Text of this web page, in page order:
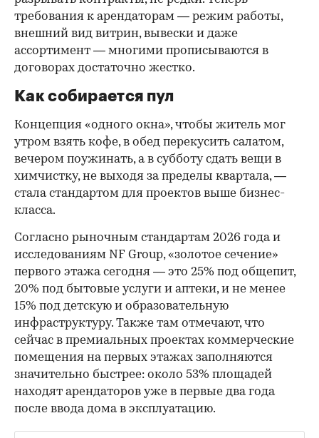
требования к арендаторам — режим работы,
внешний вид витрин, вывески и даже
ассортимент — многими прописываются в
договорах достаточно жестко.
Как собирается пул
Концепция «одного окна», чтобы житель мог
утром взять кофе, в обед перекусить салатом,
вечером поужинать, а в субботу сдать вещи в
химчистку, не выходя за пределы квартала, —
стала стандартом для проектов выше бизнес-
класса.
Согласно рыночным стандартам 2026 года и
исследованиям NF Group, «золотое сечение»
первого этажа сегодня — это 25% под общепит,
20% под бытовые услуги и аптеки, и не менее
15% под детскую и образовательную
инфраструктуру. Также там отмечают, что
сейчас в премиальных проектах коммерческие
помещения на первых этажах заполняются
значительно быстрее: около 53% площадей
находят арендаторов уже в первые два года
после ввода дома в эксплуатацию.